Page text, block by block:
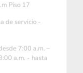
Piso 17
de servicio -
7:00 a.m. –
a.m. - hasta